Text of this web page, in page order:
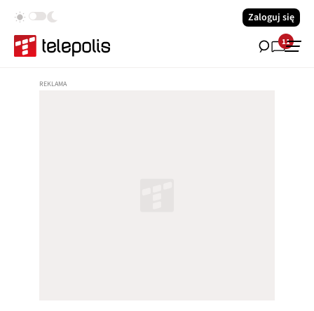
Zaloguj się
11